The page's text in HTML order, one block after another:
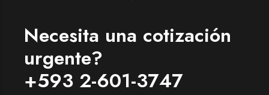
Necesita una cotización
urgente?
+593 2-601-3747